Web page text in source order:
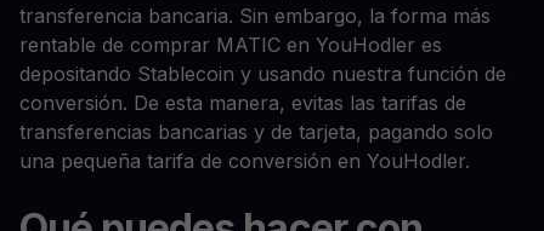
transferencia bancaria. Sin embargo, la forma más
rentable de comprar MATIC en YouHodler es
depositando Stablecoin y usando nuestra función de
conversión. De esta manera, evitas las tarifas de
transferencias bancarias y de tarjeta, pagando solo
una pequeña tarifa de conversión en YouHodler.